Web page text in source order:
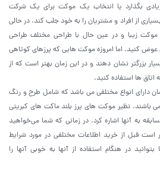
بگذارد یا انتخاب یک موکت برای یک شرکت
از افراد و مشتریان را به خود جلب کند. در حالی
موکت زیبا و در عین حال با طراحی مختلف طراحی
کنید. اما امروزه موکت هایی که پرزهای کوتاهی
بزرگتر نشان دهند و در این زمان بهتر است که از
ها استفاده کنید.
دارای انواع مختلفی می باشد که شامل طرح و رنگ
باشند. نظیر موکت های پرز بلند ماکت های کبریتی
به آنها اشاره کرد. در زمانی که شما می‌خواهید
است قبل از خرید اطلاعات مختلفی در مورد شرایط
در هنگام استفاده از آنها به خوبی آنها را